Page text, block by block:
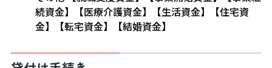
続資金】【医療介護資金】【生活資金】【住宅資
金】【転宅資金】【結婚資金】